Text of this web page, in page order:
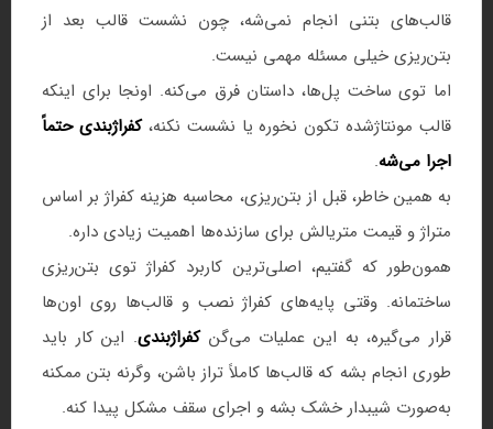
قالب‌های بتنی انجام نمی‌شه، چون نشست قالب بعد از
بتن‌ریزی خیلی مسئله مهمی نیست.
اما توی ساخت پل‌ها، داستان فرق می‌کنه. اونجا برای اینکه
قالب مونتاژشده تکون نخوره یا نشست نکنه،کفراژبندی حتماً
اجرا می‌شه.
به همین خاطر، قبل از بتن‌ریزی، محاسبه هزینه کفراژ بر اساس
متراژ و قیمت متریالش برای سازنده‌ها اهمیت زیادی داره.
همون‌طور که گفتیم، اصلی‌ترین کاربرد کفراژ توی بتن‌ریزی
ساختمانه. وقتی پایه‌های کفراژ نصب و قالب‌ها روی اون‌ها
قرار می‌گیره، به این عملیات می‌گنکفراژبندی. این کار باید
طوری انجام بشه که قالب‌ها کاملاً تراز باشن، وگرنه بتن ممکنه
به‌صورت شیبدار خشک بشه و اجرای سقف مشکل پیدا کنه.